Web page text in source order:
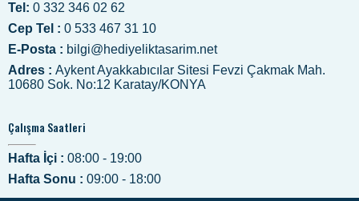
Tel: 0 332 346 02 62
Cep Tel : 0 533 467 31 10
E-Posta : bilgi@hediyeliktasarim.net
Adres : Aykent Ayakkabıcılar Sitesi Fevzi Çakmak Mah.
10680 Sok. No:12 Karatay/KONYA
Çalışma Saatleri
Hafta İçi : 08:00 - 19:00
Hafta Sonu : 09:00 - 18:00